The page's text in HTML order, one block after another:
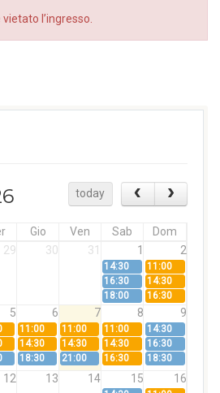
l’ingresso.
today
Gio Ven Sab
Dom
29 30 31 1 2
14:30
11:00
16:30
14:30
18:00
16:30
5 6 7 8 9
11:00 11:00 11:00
14:30
14:30 14:30 14:30
16:30
18:30 21:00 16:30 18:30
12 13 14 15 16